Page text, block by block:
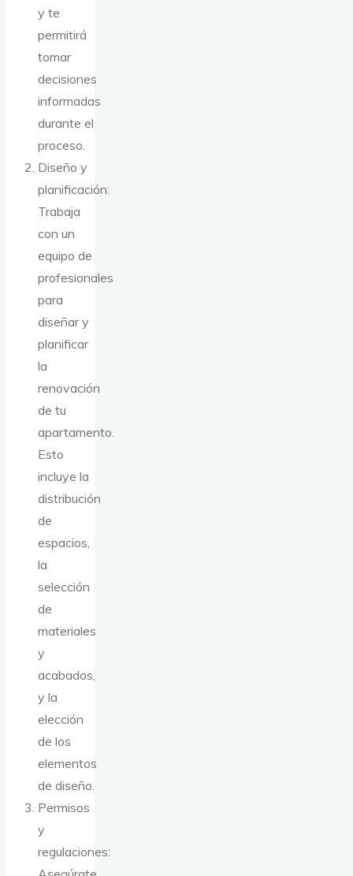
y te
permitirá
tomar
decisiones
informadas
durante el
proceso.
Diseño y
planificación:
Trabaja
con un
equipo de
profesionales
para
diseñar y
planificar
la
renovación
de tu
apartamento.
Esto
incluye la
distribución
de
espacios,
la
selección
de
materiales
y
acabados,
y la
elección
de los
elementos
de diseño.
Permisos
y
regulaciones: